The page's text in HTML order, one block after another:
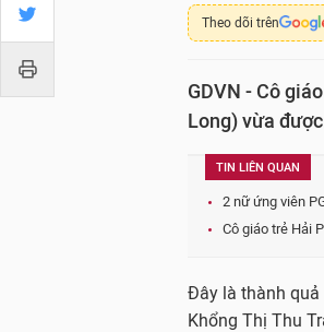
Theo dõi trên
GDVN - Cô
Long) vừa
TIN LIÊN QUAN
2 nữ ứng viên
Cô giáo trẻ Hải
Đây là thành quả
Khổng Thị Thu